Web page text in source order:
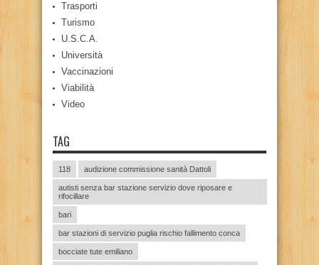
Trasporti
Turismo
U.S.C.A.
Università
Vaccinazioni
Viabilità
Video
TAG
118 audizione commissione sanità Dattoli
autisti senza bar stazione servizio dove riposare e
rifocillare
bari
bar stazioni di servizio puglia rischio fallimento conca
bocciate tute emiliano